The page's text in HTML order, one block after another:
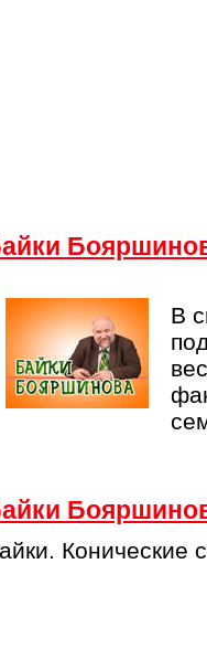
В
Конические